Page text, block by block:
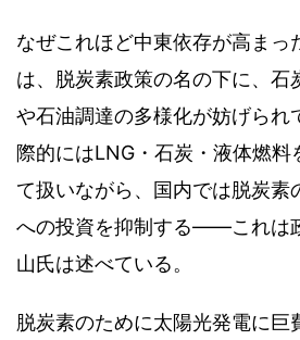
なぜこれほど中東依存が高まっ
は、脱炭素政策の名の下に、石
や石油調達の多様化が妨げられ
際的にはLNG・石炭・液体燃料
て扱いながら、国内では脱炭素
への投資を抑制する——これは
山氏は述べている。
脱炭素のために太陽光発電に巨